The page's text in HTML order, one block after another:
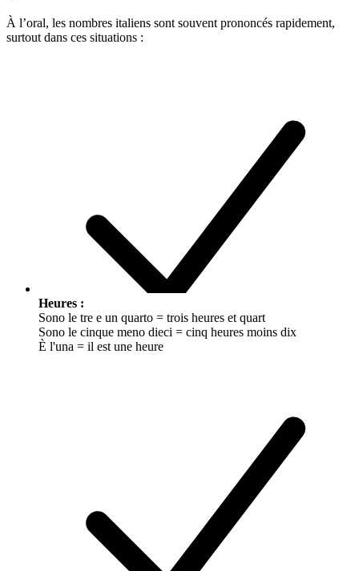
À l’oral, les nombres italiens sont souvent prononcés rapidement,
surtout dans ces situations :
Heures :
Sono le tre e un quarto = trois heures et quart
Sono le cinque meno dieci = cinq heures moins dix
È l'una = il est une heure